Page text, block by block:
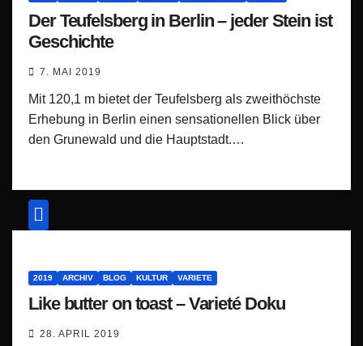
Der Teufelsberg in Berlin – jeder Stein ist
Geschichte
7. MAI 2019
Mit 120,1 m bietet der Teufelsberg als zweithöchste
Erhebung in Berlin einen sensationellen Blick über
den Grunewald und die Hauptstadt.…
2019 ARCHIV BLOG KULTUR VARIETE
Like butter on toast – Varieté Doku
28. APRIL 2019